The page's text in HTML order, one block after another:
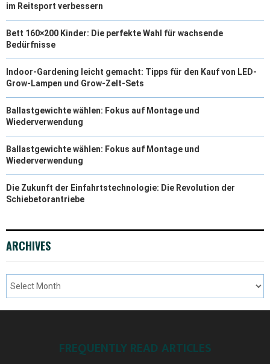
im Reitsport verbessern
Bett 160×200 Kinder: Die perfekte Wahl für wachsende
Bedürfnisse
Indoor-Gardening leicht gemacht: Tipps für den Kauf von LED-
Grow-Lampen und Grow-Zelt-Sets
Ballastgewichte wählen: Fokus auf Montage und
Wiederverwendung
Ballastgewichte wählen: Fokus auf Montage und
Wiederverwendung
Die Zukunft der Einfahrtstechnologie: Die Revolution der
Schiebetorantriebe
ARCHIVES
FREQUENTLY READ ARTICLES